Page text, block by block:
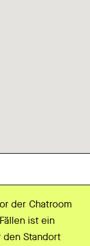
der Chatroom
ist ein
Standort